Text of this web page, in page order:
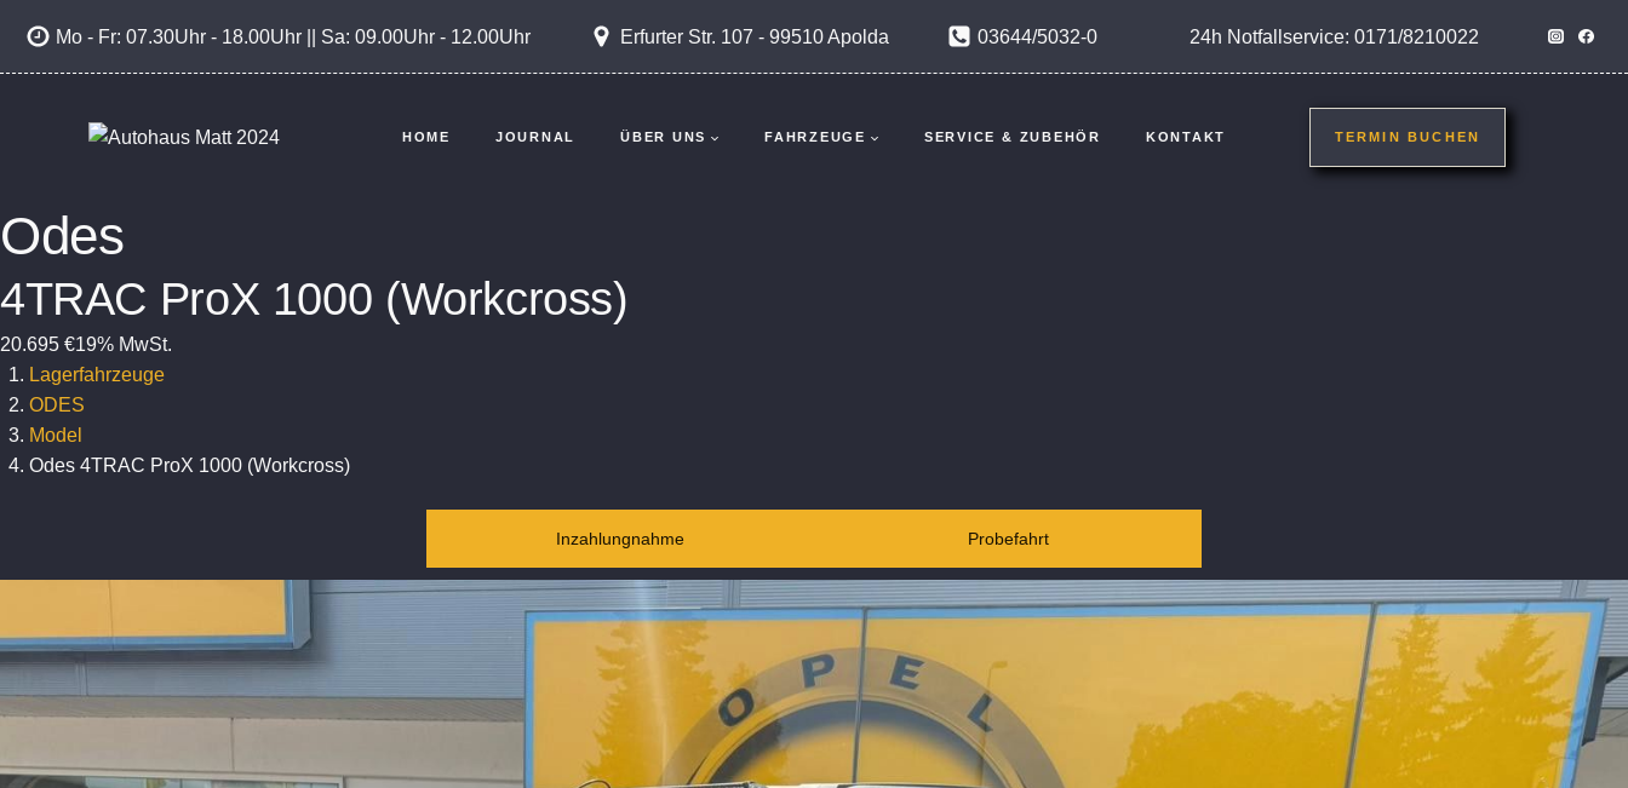
Inhalt
springen
Mo - Fr: 07.30Uhr - 18.00Uhr || Sa: 09.00Uhr - 12.00Uhr Erfurter Str. 107 - 99510 Apolda 03644/5032-0 24h Notfallservice: 0171/8210022
HOME JOURNAL ÜBER UNS FAHRZEUGE SERVICE & ZUBEHÖR KONTAKT TERMIN BUCHEN
Odes
4TRAC ProX 1000 (Workcross)
20.695 €19% MwSt.
Lagerfahrzeuge
ODES
Model
Odes 4TRAC ProX 1000 (Workcross)
Inzahlungnahme Probefahrt